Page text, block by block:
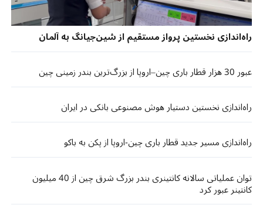
راه‌اندازی نخستین پرواز مستقیم از شین‌جیانگ به آلمان
عبور 30 هزار قطار باری چین–اروپا از بزرگ‌ترین بندر زمینی چین
راه‌اندازی نخستین دستیار هوش مصنوعی بانکی در ایران
راه‌اندازی مسیر جدید قطار باری چین-اروپا از پکن به باکو
توان عملیاتی سالانه کانتینری بندر بزرگ شرق چین از 40 میلیون
کانتینر عبور کرد